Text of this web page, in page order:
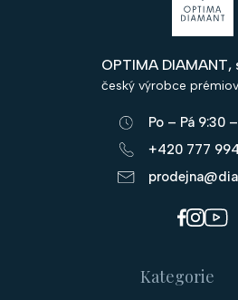
OPTIMA DIAMANT,
český výrobce
Po – Pá 9:30
+420 777
Kategorie